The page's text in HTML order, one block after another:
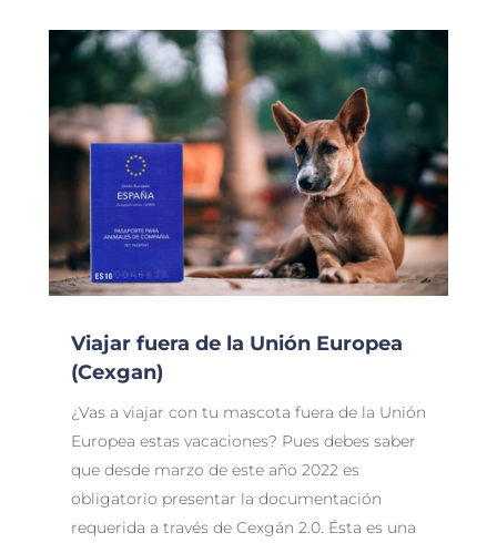
Viajar fuera de la Unión Europea
(Cexgan)
¿Vas a viajar con tu mascota fuera de la Unión
Europea estas vacaciones? Pues debes saber
que desde marzo de este año 2022 es
obligatorio presentar la documentación
requerida a través de Cexgán 2.0. Ésta es una